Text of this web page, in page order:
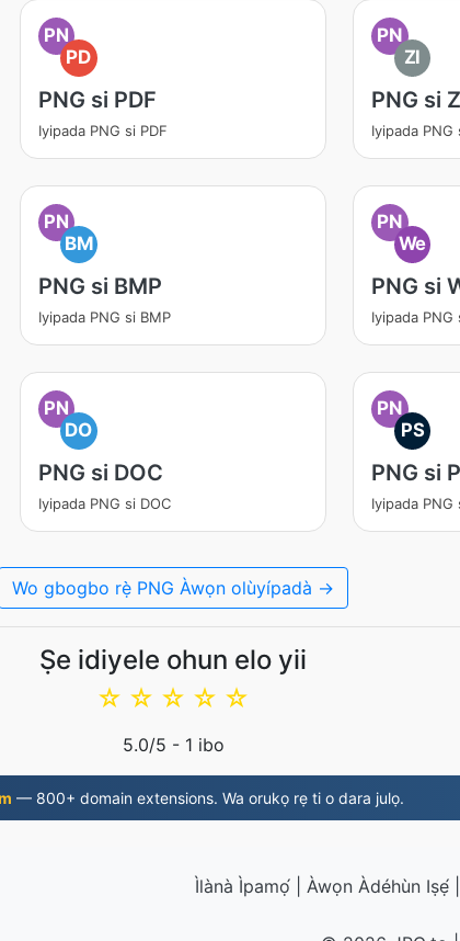
PN
PD
PNG si PDF
Iyipada PNG si PDF
PN
ZI
PNG si
Iyipada PNG
PN
BM
PNG si BMP
Iyipada PNG si BMP
PN
We
PNG si
Iyipada PNG
PN
DO
PNG si DOC
Iyipada PNG si DOC
PN
PS
PNG si
Iyipada PNG
Wo gbogbo rẹ̀ PNG Àwọn olùyípadà →
Ṣe idiyele ohun elo yii
☆
☆
☆
☆
☆
5.0/5 - 1 ibo
— 800+ domain extensions. Wa orukọ rẹ ti o dara julọ.
Ìlànà Ìpamọ́| Àwọn Àdéhùn Iṣẹ́|